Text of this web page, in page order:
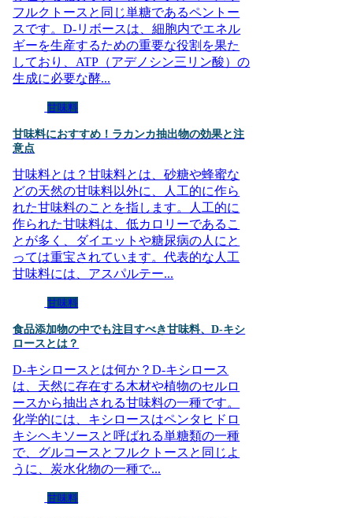
フルクトースと同じ単糖であるペントー
スです。D-リボースは、細胞内でエネル
ギーを生産するための重要な役割を果た
しており、ATP（アデノシン三リン酸）の
生成に必要な酵...
甘味料
甘味料におすすめ！ラカンカ抽出物の効果と注
意点
甘味料とは？甘味料とは、砂糖や蜂蜜な
どの天然の甘味料以外に、人工的に作ら
れた甘味料のことを指します。人工的に
作られた甘味料は、低カロリーであるこ
とが多く、ダイエットや糖尿病の人にと
っては重宝されています。代表的な人工
甘味料には、アスパルテー...
甘味料
食品添加物の中でも注目すべき甘味料、D-キシ
ロースとは？
D-キシロースとは何か？D-キシロース
は、天然に存在する木材や植物のセルロ
ースから抽出される甘味料の一種です。
化学的には、キシロースはペンタヒドロ
キシヘキソースと呼ばれる単糖類の一種
で、グルコースとフルクトースと同じよ
うに、炭水化物の一種で...
甘味料